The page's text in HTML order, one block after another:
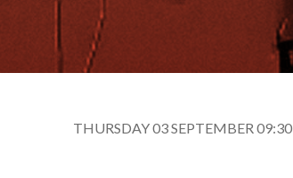
THURSDAY 03 SEPTEMBER 09:30